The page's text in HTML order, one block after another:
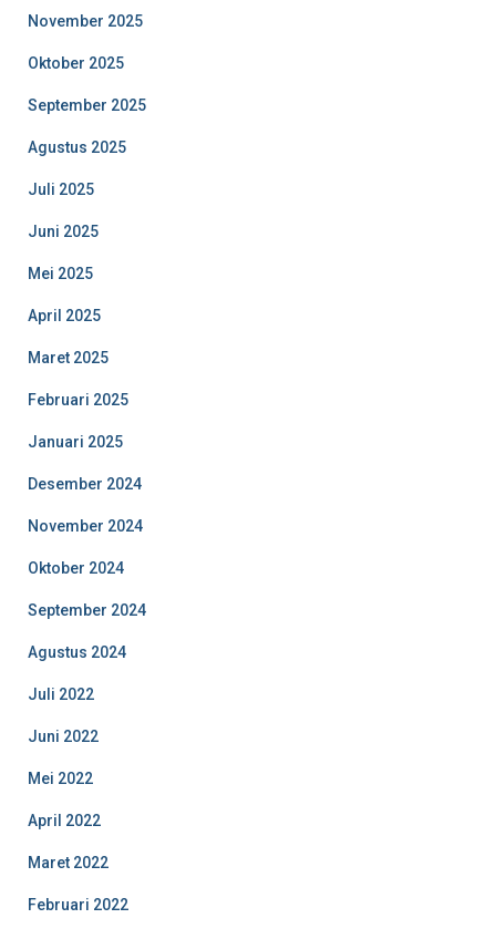
November 2025
Oktober 2025
September 2025
Agustus 2025
Juli 2025
Juni 2025
Mei 2025
April 2025
Maret 2025
Februari 2025
Januari 2025
Desember 2024
November 2024
Oktober 2024
September 2024
Agustus 2024
Juli 2022
Juni 2022
Mei 2022
April 2022
Maret 2022
Februari 2022